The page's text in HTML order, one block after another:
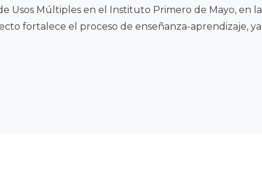
Usos Múltiples en el Instituto Primero de Mayo, en la
fortalece el proceso de enseñanza-aprendizaje, ya